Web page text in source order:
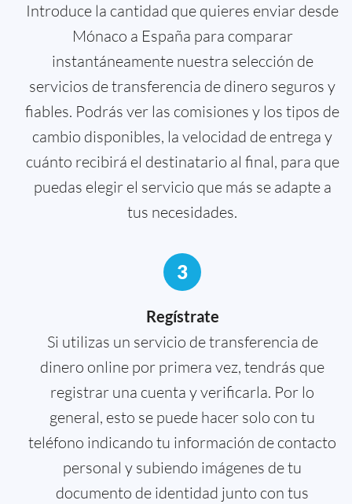
Introduce la cantidad que quieres enviar desde
Mónaco a España para comparar
instantáneamente nuestra selección de
servicios de transferencia de dinero seguros y
fiables. Podrás ver las comisiones y los tipos de
cambio disponibles, la velocidad de entrega y
cuánto recibirá el destinatario al final, para que
puedas elegir el servicio que más se adapte a
tus necesidades.
3
Regístrate
Si utilizas un servicio de transferencia de
dinero online por primera vez, tendrás que
registrar una cuenta y verificarla. Por lo
general, esto se puede hacer solo con tu
teléfono indicando tu información de contacto
personal y subiendo imágenes de tu
documento de identidad junto con tus